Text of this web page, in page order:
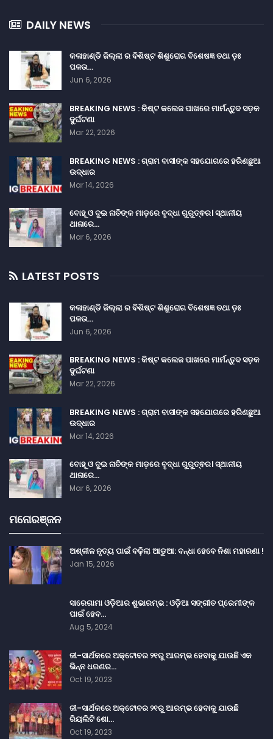
DAILY NEWS
କଳାହାଣ୍ଡି ଜିଲ୍ଲା ର ବିଶିଷ୍ଟ ଶିଶୁରୋଗ ବିଶେଷଜ୍ଞ ତଥା ଡ଼ଃ
ପଳଉ…
Jun 6, 2026
BREAKING NEWS : କିଷ୍ଟ କଲେଜ ପାଖରେ ମାର୍ମନ୍ତୁଦ ସଡ଼କ
ଦୁର୍ଘଟଣା
Mar 22, 2026
BREAKING NEWS : ଗ୍ରାମ ବାସୀଙ୍କ ସହଯୋଗରେ ହରିଣଛୁଆ
ଉଦ୍ଧାର
Mar 14, 2026
ବୋହୂ ଓ ଦୁଇ ନାତିଙ୍କ ମାଡ଼ରେ ବୃଦ୍ଧା ଗୁରୁତ୍ଵର। ସ୍ଥାନୀୟ
ଥାନାରେ…
Mar 6, 2026
LATEST POSTS
କଳାହାଣ୍ଡି ଜିଲ୍ଲା ର ବିଶିଷ୍ଟ ଶିଶୁରୋଗ ବିଶେଷଜ୍ଞ ତଥା ଡ଼ଃ
ପଳଉ…
Jun 6, 2026
BREAKING NEWS : କିଷ୍ଟ କଲେଜ ପାଖରେ ମାର୍ମନ୍ତୁଦ ସଡ଼କ
ଦୁର୍ଘଟଣା
Mar 22, 2026
BREAKING NEWS : ଗ୍ରାମ ବାସୀଙ୍କ ସହଯୋଗରେ ହରିଣଛୁଆ
ଉଦ୍ଧାର
Mar 14, 2026
ବୋହୂ ଓ ଦୁଇ ନାତିଙ୍କ ମାଡ଼ରେ ବୃଦ୍ଧା ଗୁରୁତ୍ଵର। ସ୍ଥାନୀୟ
ଥାନାରେ…
Mar 6, 2026
ମନୋରଞ୍ଜନ
ଅଶ୍ଳୀଳ ନୃତ୍ୟ ପାଇଁ ବଢ଼ିଲା ଆଡୁଆ: ବନ୍ଧା ହେବେ ନିଶା ମହାରଣା !
Jan 15, 2026
ସାରେଗାମା ଓଡ଼ିଆର ଶୁଭାରମ୍ଭ : ଓଡ଼ିଆ ସଙ୍ଗୀତ ପ୍ରେମୀଙ୍କ
ପାଇଁ ହେବ…
Aug 5, 2024
ଜୀ-ସାର୍ଥକରେ ଅକ୍ଟୋବର ୨୧ରୁ ଆରମ୍ଭ ହେବାକୁ ଯାଉଛି ଏକ
ଭିନ୍ନ ଧରଣର…
Oct 19, 2023
ଜୀ-ସାର୍ଥକରେ ଅକ୍ଟୋବର ୨୧ରୁ ଆରମ୍ଭ ହେବାକୁ ଯାଉଛି
ରିୟଲିଟି ଶୋ…
Oct 19, 2023